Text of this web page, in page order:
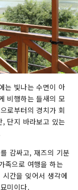
는 빛나는 수면이 아
비행하는 들새의 모
로부터의 경치가 회
단지 바라보고 있는
감싸고, 재즈의 기분
족으로 여행을 하는
간을 잊어서 생각에
미이다.